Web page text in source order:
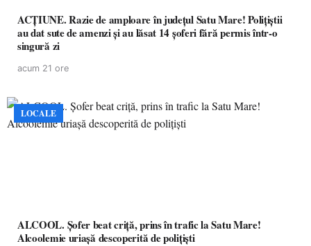
ACȚIUNE. Razie de amploare în județul Satu Mare! Polițiștii
au dat sute de amenzi și au lăsat 14 șoferi fără permis într-o
singură zi
acum 21 ore
LOCALE
ALCOOL. Șofer beat criță, prins în trafic la Satu Mare!
Alcoolemie uriașă descoperită de polițiști